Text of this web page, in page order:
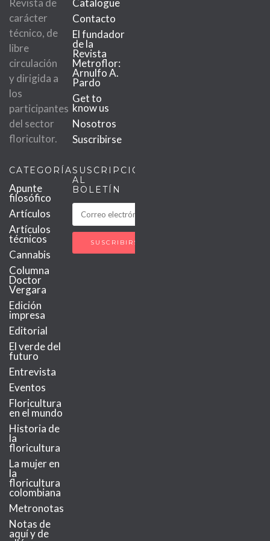
Revista de
carácter
técnico, de
libre
circulación
y dirigida a
los
participantes
del sector
floricultor.
Catalogue
Contacto
El fundador
de la
Revista
Metroflor:
Arnulfo A.
Pardo
Get to
know us
Nosotros
Suscribirse
CATEGORÍAS
Apunte
filosófico
Artículos
Artículos
técnicos
Cannabis
Columna
Doctor
Vergara
Edición
impresa
Editorial
El verde del
futuro
Entrevista
Eventos
Floricultura
en el mundo
Historia de
la
floricultura
La mujer en
la
floricultura
colombiana
Metronotas
Notas de
aquí y de
SUSCRIPCIÓN
AL
BOLETÍN